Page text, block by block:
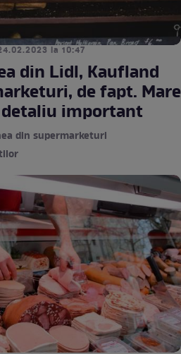
la 10:47
din Lidl, Kaufland
de fapt. Mare
important
din supermarketuri